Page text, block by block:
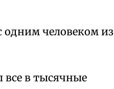
одним человеком из
все в тысячные